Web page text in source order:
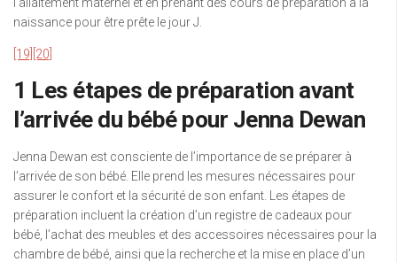
naissance pour être prête le jour J.
[19] [20]
1 Les étapes de préparation avant
l’arrivée du bébé pour Jenna Dewan
Jenna Dewan est consciente de l’importance de se préparer à
l’arrivée de son bébé. Elle prend les mesures nécessaires pour
assurer le confort et la sécurité de son enfant. Les étapes de
préparation incluent la création d’un registre de cadeaux pour
bébé, l’achat des meubles et des accessoires nécessaires pour la
chambre de bébé, ainsi que la recherche et la mise en place d’un